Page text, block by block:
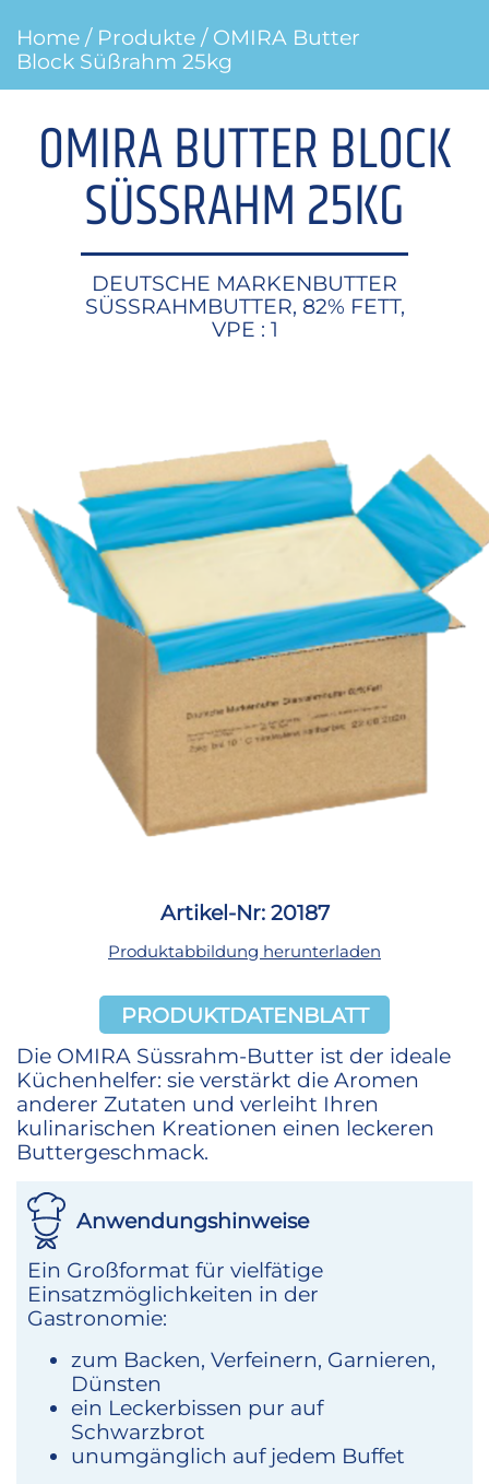
Home / Produkte / OMIRA Butter
Block Süßrahm 25kg
OMIRA BUTTER BLOCK
SÜSSRAHM 25KG
DEUTSCHE MARKENBUTTER
SÜSSRAHMBUTTER, 82% FETT,
VPE : 1
Artikel-Nr: 20187
Produktabbildung herunterladen
PRODUKTDATENBLATT
Die OMIRA Süssrahm-Butter ist der ideale
Küchenhelfer: sie verstärkt die Aromen
anderer Zutaten und verleiht Ihren
kulinarischen Kreationen einen leckeren
Buttergeschmack.
Anwendungshinweise
Ein Großformat für vielfätige
Einsatzmöglichkeiten in der
Gastronomie:
zum Backen, Verfeinern, Garnieren,
Dünsten
ein Leckerbissen pur auf
Schwarzbrot
unumgänglich auf jedem Buffet